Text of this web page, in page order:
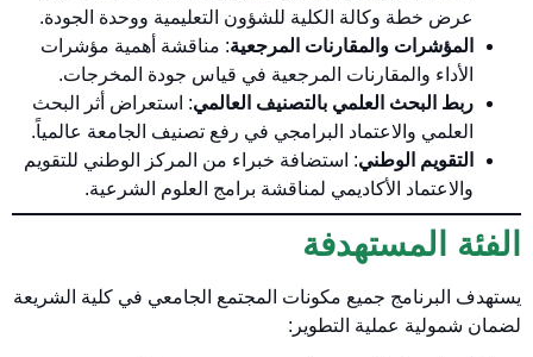
عرض خطة وكالة الكلية للشؤون التعليمية ووحدة الجودة.
المؤشرات والمقارنات المرجعية: مناقشة أهمية مؤشرات
الأداء والمقارنات المرجعية في قياس جودة المخرجات.
ربط البحث العلمي بالتصنيف العالمي: استعراض أثر البحث
العلمي والاعتماد البرامجي في رفع تصنيف الجامعة عالمياً.
التقويم الوطني: استضافة خبراء من المركز الوطني للتقويم
والاعتماد الأكاديمي لمناقشة برامج العلوم الشرعية.
الفئة المستهدفة
يستهدف البرنامج جميع مكونات المجتمع الجامعي في كلية الشريعة
لضمان شمولية عملية التطوير: